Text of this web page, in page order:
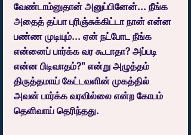
வேண்டாம்னுதான் அனுப்பினேன்... நீங்க
அதைத் தப்பா புரிஞ்சுக்கிட்டா நான் என்ன
பண்ண முடியும்... ஏன் நட்போட நீங்க
என்னைப் பார்க்க வர கூடாதா? அப்படி
என்ன பிடிவாதம்?" என்று அழுத்தம்
திருத்தமாய் கேட்டவளின் முகத்தில்
அவன் பார்க்க வரவில்லை என்ற கோபம்
தெளிவாய் தெரிந்தது.